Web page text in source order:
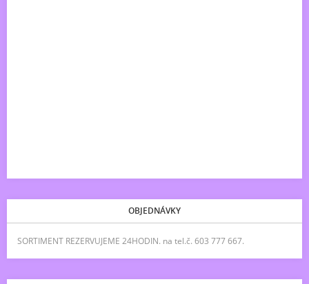
OBJEDNÁVKY
SORTIMENT REZERVUJEME 24HODIN. na tel.č. 603 777 667.